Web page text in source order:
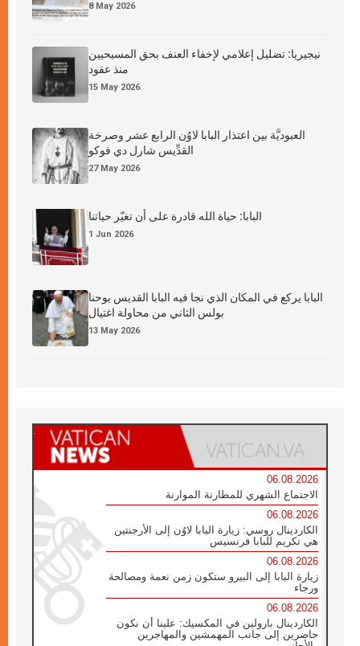
8 May 2026
نيجيريا: تضليل إعلامي لإخفاء العنف بحق المسيحيين
منذ عقود
15 May 2026
العبوديَّة بين اعتذار البابا لاوُن الرابع عشر وصرخة
القدِّيس شارل دي فوكو
27 May 2026
البابا: حياة الله قادرة على أن تغيّر حياتنا
1 Jun 2026
البابا يركع في المكان الذي نجا فيه البابا القديس يوحنا
بولس الثاني من محاولة اغتيال
13 May 2026
06.08.2026
الاجتماع الشهري للمطارنة الموارنة
06.08.2026
الكاردينال روسي: زيارة البابا لاوُن إلى الأرجنتين
هي تكريم للبابا فرنسيس
06.08.2026
زيارة البابا إلى البيرو ستكون زمن نعمة ومصالحة
ورجاء
06.08.2026
الكاردينال بارولين في المكسيك: علينا أن نكون
حاضرين إلى جانب المهمشين والمهاجرين